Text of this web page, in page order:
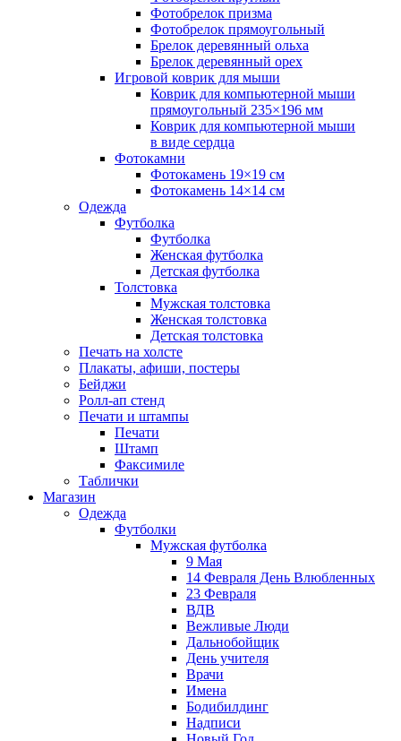
Фотобрелок призма
Фотобрелок прямоугольный
Брелок деревянный ольха
Брелок деревянный орех
Игровой коврик для мыши
Коврик для компьютерной мыши
прямоугольный 235×196 мм
Коврик для компьютерной мыши
в виде сердца
Фотокамни
Фотокамень 19×19 см
Фотокамень 14×14 см
Одежда
Футболка
Футболка
Женская футболка
Детская футболка
Толстовка
Мужская толстовка
Женская толстовка
Детская толстовка
Печать на холсте
Плакаты, афиши, постеры
Бейджи
Ролл-ап стенд
Печати и штампы
Печати
Штамп
Факсимиле
Таблички
Магазин
Одежда
Футболки
Мужская футболка
9 Мая
14 Февраля День Влюбленных
23 Февраля
ВДВ
Вежливые Люди
Дальнобойщик
День учителя
Врачи
Имена
Бодибилдинг
Надписи